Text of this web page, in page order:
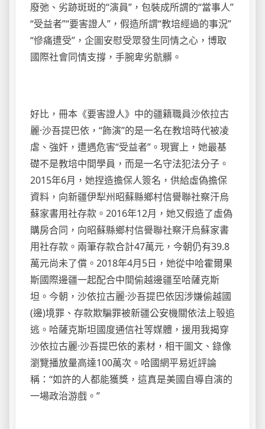
廢弛、劣跡斑斑的“演員”，包裝成所謂的“當事人”
“受益者”“要害證人”，假造所謂“教培經過的事況”
“慘痛遭受”，企圖安慰受眾發生同情之心，博取
國際社會同情支撐，手腕卑劣骯髒。
好比，冊本《要害證人》中的疆籍職員沙依拉古
麗·沙吾提巴依，“飾演”的是一名在教培時代被凌
虐、強奸，遭遇危害“受益者”。現實上，她最基
礎不是教培中間學員，而是一名守法犯法分子。
2015年6月，她捏造擔保人簽名，供給虛偽擔保
資料，向新疆伊犁州昭蘇縣鄉村信譽聯社察汗烏
蘇家書用社存款。2016年12月，她又假造了虛偽
購房合同，向昭蘇縣鄉村信譽聯社察汗烏蘇家書
用社存款。兩筆存款合計47萬元，今朝仍有39.8
萬元尚未了償。2018年4月5日，她從中哈霍爾果
斯國際邊疆一起配合中間偷越邊疆至哈薩克斯
坦。今朝，沙依拉古麗·沙吾提巴依因涉嫌偷越國
(邊)境罪、存款欺騙罪被新疆公安機關依法上彀追
逃。哈薩克斯坦國度通信社等媒體，援用我揭穿
沙依拉古麗·沙吾提巴依的素材，相干圖文、錄像
瀏覽播放量高達100萬次。哈國網平易近評論
稱：“如許的人都能獲獎，這真是美國自導自演的
一場政治游戲。”